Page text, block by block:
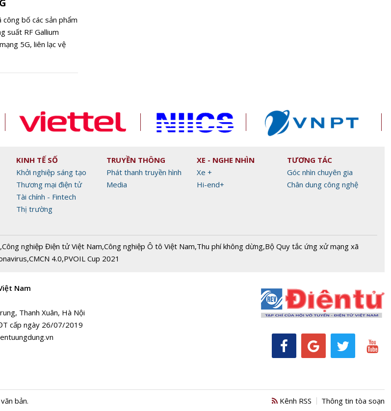
bố các sản phẩm
suất RF Gallium
5G, liên lạc vệ
KINH TẾ SỐ
Khởi nghiệp sáng tạo
Thương mại điện tử
Tài chính - Fintech
Thị trường
TRUYỀN THÔNG
Phát thanh truyền hình
Media
XE - NGHE NHÌN
Xe +
Hi-end+
TƯƠNG TÁC
Góc nhìn chuyên gia
Chân dung công nghệ
,Công nghiệp Điện tử Việt Nam,Công nghiệp Ô tô Việt Nam,Thu phí không dừng,Bộ Quy tắc ứng xử mạng xã
,CMCN 4.0,PVOIL Cup 2021
Nam
Thanh Xuân, Hà Nội
cấp ngày 26/07/2019
bản. Kênh RSS Thông tin tòa soạn